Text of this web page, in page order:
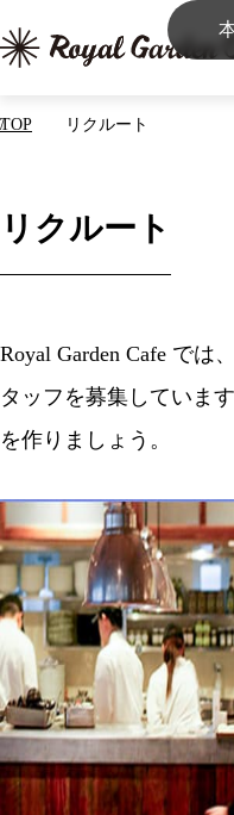
TOP リクルート
リクルート
Royal Garden Cafe では、
タッフを募集しています
を作りましょう。